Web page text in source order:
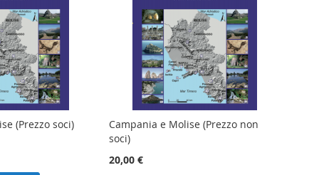
(Prezzo soci)
Campania e Molise (Prezzo non
soci)
20,00 €